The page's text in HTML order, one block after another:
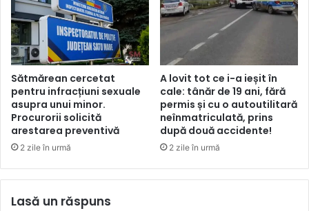
Sătmărean cercetat
pentru infracțiuni sexuale
asupra unui minor.
Procurorii solicită
arestarea preventivă
2 zile în urmă
A lovit tot ce i-a ieșit în
cale: tânăr de 19 ani, fără
permis și cu o autoutilitară
neînmatriculată, prins
după două accidente!
2 zile în urmă
Lasă un răspuns